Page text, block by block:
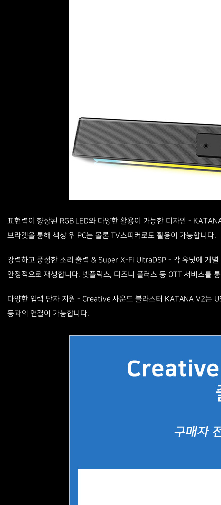
표현력이 향상된 RGB LED와 다양한 활용이 가능한 디자인 -
브라켓을 통해 책상 위 PC는 몰론 TV스피커로도 활용이 가능합니다.
강력하고 풍성한 소리 출력 & Super X-Fi UltraDSP - 각 유닛에 개별
안정적으로 재생합니다. 넷플릭스, 디즈니 플러스 등 OTT 서비스를
다양한 입력 단자 지원 - Creative 사운드 블라스터 KATANA V2는
등과의 연결이 가능합니다.